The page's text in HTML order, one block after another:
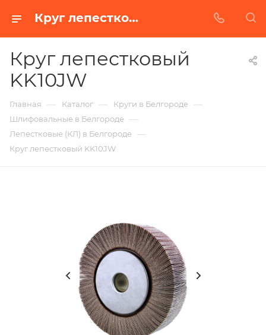
Круг лепестковый KK10JW в Белгороде | Купить по недорогой цене от Абразивного Завода
Круг лепестковый
KK10JW
Главная — Каталог — Круги в Белгороде —
Шлифовальные в Белгороде —
Лепестковые (КЛ) в Белгороде —
Круг лепестковый KK10JW